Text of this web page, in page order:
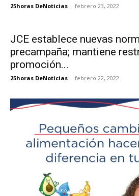
25horas DeNoticias - febrero 23, 2022
JCE establece nuevas
precampaña; mantiene
promoción...
25horas DeNoticias - febrero 22, 2022